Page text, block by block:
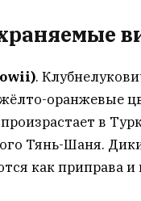
.
оранжевые
в
Тянь-Шаня.
как приправа и